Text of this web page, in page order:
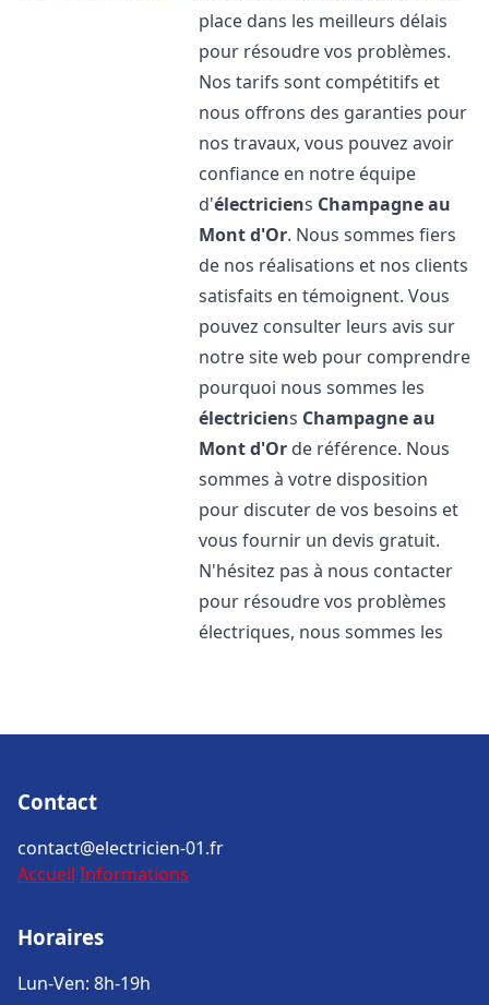
place dans les meilleurs délais
pour résoudre vos problèmes.
Nos tarifs sont compétitifs et
nous offrons des garanties pour
nos travaux, vous pouvez avoir
confiance en notre équipe
d'électriciens Champagne au
Mont d'Or. Nous sommes fiers
de nos réalisations et nos clients
satisfaits en témoignent. Vous
pouvez consulter leurs avis sur
notre site web pour comprendre
pourquoi nous sommes les
électriciens Champagne au
Mont d'Or de référence. Nous
sommes à votre disposition
pour discuter de vos besoins et
vous fournir un devis gratuit.
N'hésitez pas à nous contacter
pour résoudre vos problèmes
électriques, nous sommes les
Contact
contact@electricien-01.fr
Accueil Informations
Horaires
Lun-Ven: 8h-19h